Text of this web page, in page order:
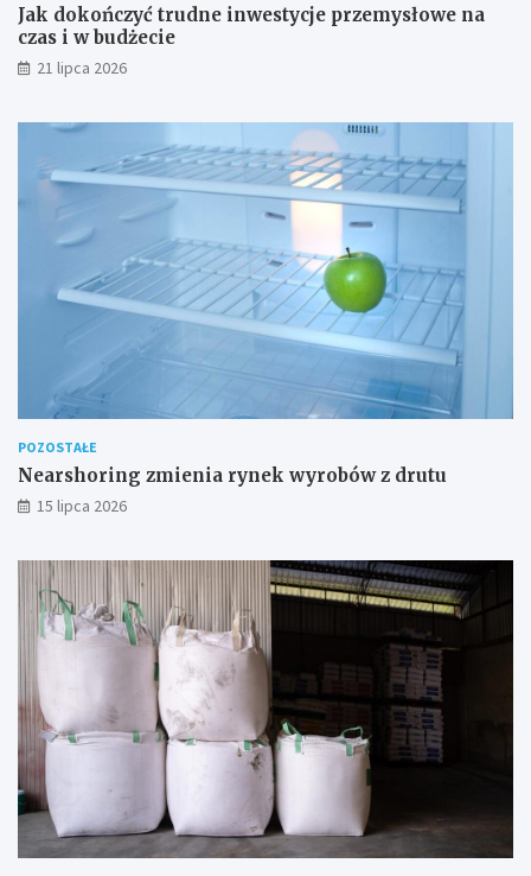
Jak dokończyć trudne inwestycje przemysłowe na
czas i w budżecie
21 lipca 2026
POZOSTAŁE
Nearshoring zmienia rynek wyrobów z drutu
15 lipca 2026